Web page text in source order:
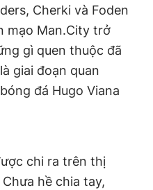
Cherki và Foden
mạo Man.City trở
gì quen thuộc đã
giai đoạn quan
đá Hugo Viana
chi ra trên thị
hề chia tay,